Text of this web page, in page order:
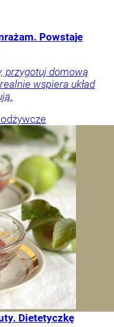
Powstaje
przygotuj domową
wspiera układ
odżywcze
Dietetyczkę